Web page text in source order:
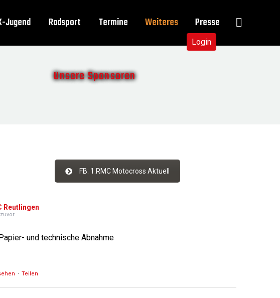
Jugend Radsport Termine Weiteres Presse
Login
Unsere Sponsoren
FB: 1.RMC Motocross Aktuell
Reutlingen
und technische Abnahme
· Teilen